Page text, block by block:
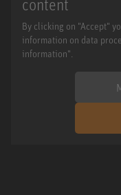
content
By clicking on "Accept"
information on data
information".